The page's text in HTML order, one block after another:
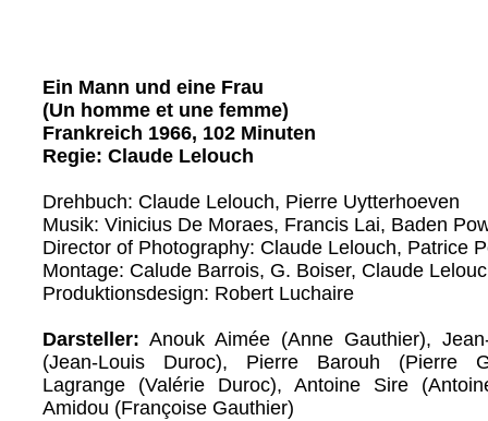
Ein Mann und eine Frau
(Un homme et une femme)
Frankreich 1966, 102 Minuten
Regie: Claude Lelouch
Drehbuch: Claude Lelouch, Pierre Uytterhoeven
Musik: Vinicius De Moraes, Francis Lai, Baden
Director of Photography: Claude Lelouch, Patrice
Montage: Calude Barrois, G. Boiser, Claude
Produktionsdesign: Robert Luchaire
Darsteller: Anouk Aimée (Anne Gauthier),
(Jean-Louis Duroc), Pierre Barouh (Pierre
Lagrange (Valérie Duroc), Antoine Sire
Amidou (Françoise Gauthier)